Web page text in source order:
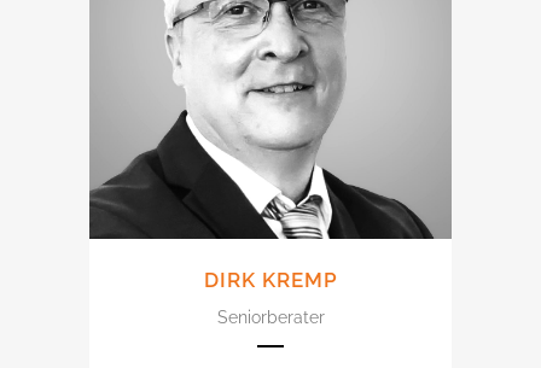
DIRK KREMP
Seniorberater